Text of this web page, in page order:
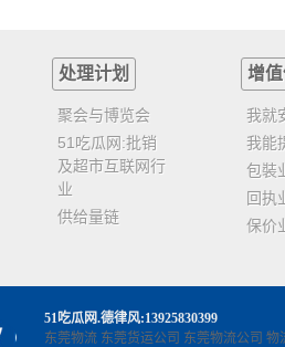
处理计划
聚会与博览会
51吃瓜网:批销
及超市互联网行
业
供给量链
增
我就
我能
包裝
回执
保价
51吃瓜网.德律风:13925830399
东莞物流 东莞货运公司 东莞物流公司 物